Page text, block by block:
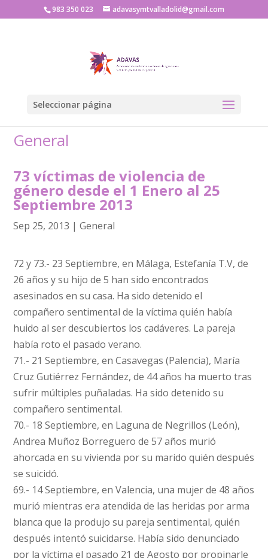
983 350 023 adavasymtvalladolid@gmail.com
Seleccionar página
General
73 víctimas de violencia de
género desde el 1 Enero al 25
Septiembre 2013
Sep 25, 2013 |General
72 y 73.- 23 Septiembre, en Málaga, Estefanía T.V, de
26 años y su hijo de 5 han sido encontrados
asesinados en su casa. Ha sido detenido el
compañero sentimental de la víctima quién había
huido al ser descubiertos los cadáveres. La pareja
había roto el pasado verano.
71.- 21 Septiembre, en Casavegas (Palencia), María
Cruz Gutiérrez Fernández, de 44 años ha muerto tras
sufrir múltiples puñaladas. Ha sido detenido su
compañero sentimental.
70.- 18 Septiembre, en Laguna de Negrillos (León),
Andrea Muñoz Borreguero de 57 años murió
ahorcada en su vivienda por su marido quién después
se suicidó.
69.- 14 Septiembre, en Valencia, una mujer de 48 años
murió mientras era atendida de las heridas por arma
blanca que la produjo su pareja sentimental, quién
después intentó suicidarse. Había sido denunciado
por la víctima el pasado 21 de Agosto por propinarle